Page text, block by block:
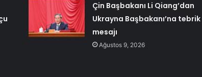
Çin Başbakanı Li Qiang’dan
Ukrayna Başbakanı’na tebrik
mesajı
Ağustos 9, 2026